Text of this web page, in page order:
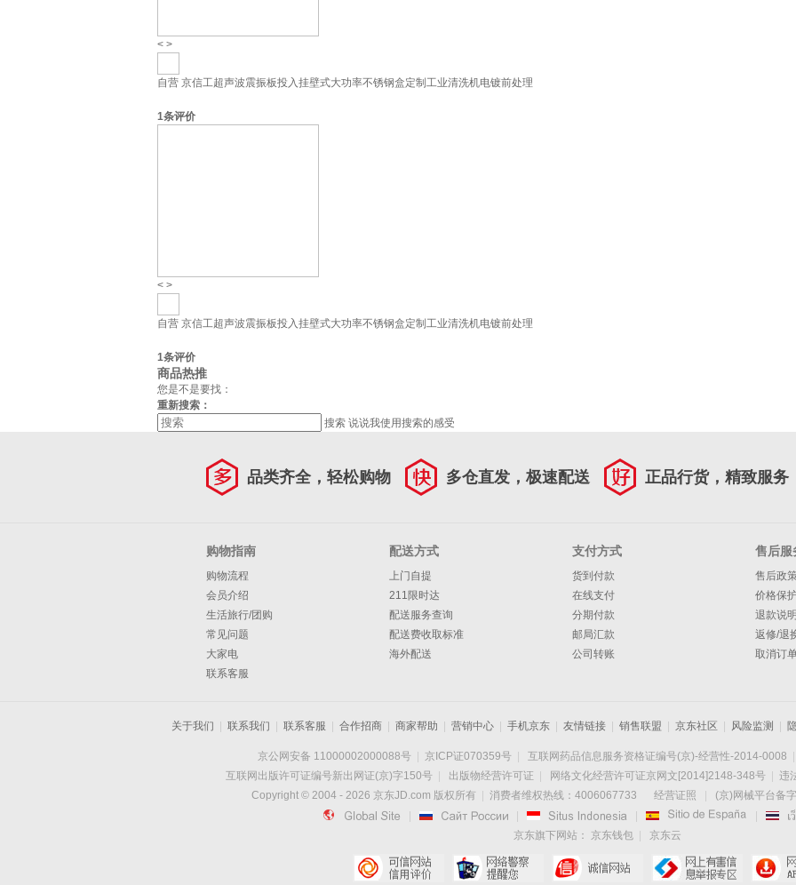
< >
自营 京信工超声波震振板投入挂壁式大功率不锈钢盒定制工业清洗机电镀前处理
1条评价
< >
自营 京信工超声波震振板投入挂壁式大功率不锈钢盒定制工业清洗机电镀前处理
1条评价
商品热推
您是不是要找：
重新搜索：
搜索 说说我使用搜索的感受
品类齐全，轻松购物 多仓直发，极速配送 正品行货，精致服务
购物指南
购物流程
会员介绍
生活旅行/团购
常见问题
大家电
联系客服
配送方式
上门自提
211限时达
配送服务查询
配送费收取标准
海外配送
支付方式
货到付款
在线支付
分期付款
邮局汇款
公司转账
售后服
售后政
价格保
退款说
返修/退
取消订
关于我们 联系我们 联系客服 合作招商 商家帮助 营销中心 手机京东 友情链接 销售联盟 京东社区 风险监测
京公网安备 11000002000088号 京ICP证070359号 互联网药品信息服务资格证编号(京)-经营性-2014-0008
互联网出版许可证编号新出网证(京)字150号
出版物经营许可证 网络文化经营许可证京网文[2014]2148-348号
违
Copyright © 2004 - 2026 京东JD.com 版权所有 消费者维权热线：4006067733 经营证照 (京)网械平台备
   
京东旗下网站： 京东钱包 京东云